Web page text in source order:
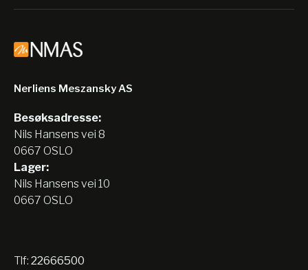
Nerliens Meszansky AS
Besøksadresse:
Nils Hansens vei 8
0667 OSLO
Lager:
Nils Hansens vei 10
0667 OSLO
Tlf: 22666500